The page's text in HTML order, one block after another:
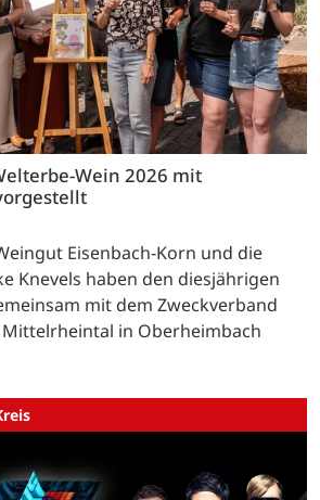
Wein 2026 mit
Eisenbach-Korn und die
Knevels haben den diesjährigen
mit dem Zweckverband
in Oberheimbach